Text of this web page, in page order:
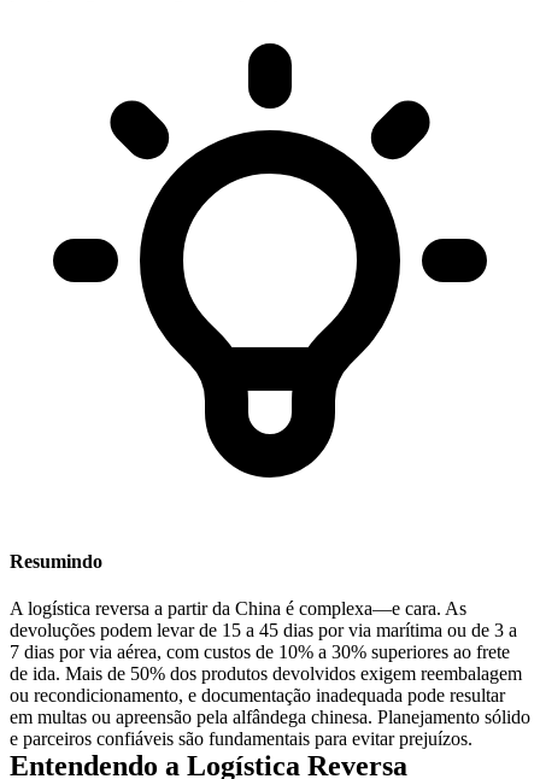
Resumindo
A logística reversa a partir da China é complexa—e cara. As
devoluções podem levar de 15 a 45 dias por via marítima ou de 3 a
7 dias por via aérea, com custos de 10% a 30% superiores ao frete
de ida. Mais de 50% dos produtos devolvidos exigem reembalagem
ou recondicionamento, e documentação inadequada pode resultar
em multas ou apreensão pela alfândega chinesa. Planejamento sólido
e parceiros confiáveis são fundamentais para evitar prejuízos.
Entendendo a Logística Reversa